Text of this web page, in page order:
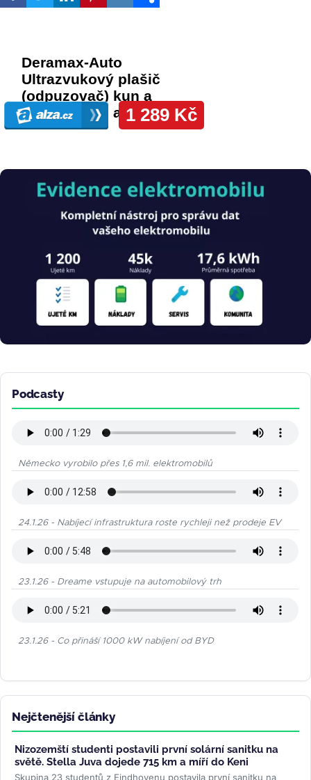
Obrázek
Podcasty
Německo vyrobilo přes 1,6 mil. elektromobilů
24.1.26 - Nabíjecí infrastruktura roste rychleji než prodeje EV
23.1.26 - Dreame vstupuje na automobilový trh
23.1.26 - Co přináší 1000 kW nabíjení od BYD
Nejčtenější články
Nizozemští studenti postavili první solární sanitku na
světě. Stella Juva dojede 715 km a míří do Keni
Skupina 23 studentů z Eindhovenu postavila první sanitku na